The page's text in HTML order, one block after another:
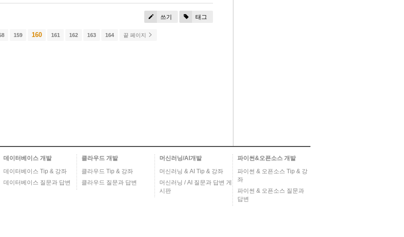
쓰기 태그
159 160 161 162 163 164 끝 페이지
데이터베이스 개발
데이터베이스 Tip & 강좌
데이터베이스 질문과 답변
클라우드 개발
클라우드 Tip & 강좌
클라우드 질문과 답변
머신러닝/AI개발
머신러닝 & AI Tip & 강좌
머신러닝 / AI 질문과 답변 게
시판
파이썬&오픈소스 개발
파이썬 & 오픈소스 Tip & 강
좌
파이썬 & 오픈소스 질문과
답변